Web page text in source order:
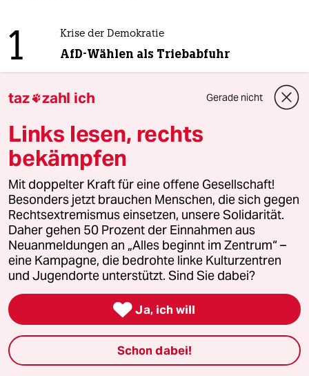
1 Krise der Demokratie
AfD-Wählen als Triebabfuhr
2 Passgenauer Populismus
3 Drohnenvorfall am Leipziger Flughafen
Das Zeitalter der elektronischen
Kriegsführung
4 Die Wahrheit
56 Millionen Deutsche sind betroffen
5 Über die geschlechtergerechte Stadt
taz zahl ich Gerade nicht
Links lesen, rechts
bekämpfen
Mit doppelter Kraft für eine offene Gesellschaft!
Besonders jetzt brauchen Menschen, die sich gegen
Rechtsextremismus einsetzen, unsere Solidarität.
Daher gehen 50 Prozent der Einnahmen aus
Neuanmeldungen an „Alles beginnt im Zentrum“ –
eine Kampagne, die bedrohte linke Kulturzentren
und Jugendorte unterstützt. Sind Sie dabei?
 Ja, ich will
Schon dabei!